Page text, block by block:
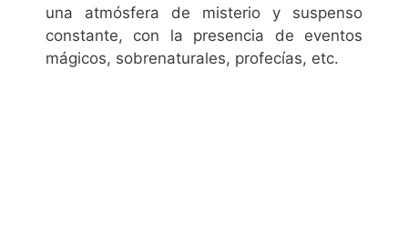
una atmósfera de misterio y suspenso
constante, con la presencia de eventos
mágicos, sobrenaturales, profecías, etc.